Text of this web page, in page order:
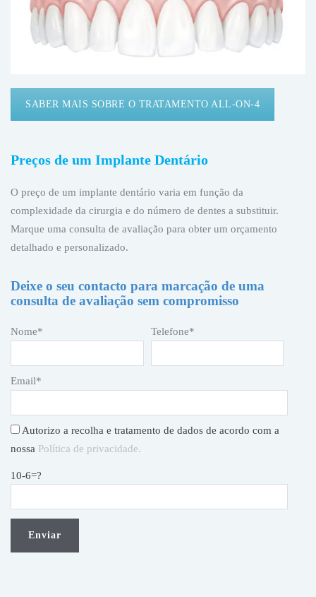
SABER MAIS SOBRE O TRATAMENTO ALL-ON-4
Preços de um Implante Dentário
O preço de um implante dentário varia em função da
complexidade da cirurgia e do número de dentes a substituir.
Marque uma consulta de avaliação para obter um orçamento
detalhado e personalizado.
Deixe o seu contacto para marcação de uma
consulta de avaliação sem compromisso
Nome* Telefone*
Email*
Autorizo a recolha e tratamento de dados de acordo com a
nossa Política de privacidade.
10-6=?